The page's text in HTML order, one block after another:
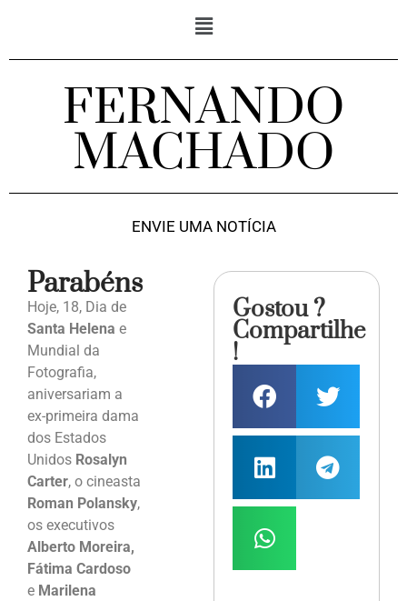
FERNANDO
MACHADO
ENVIE UMA NOTÍCIA
Parabéns
Hoje, 18, Dia de
Santa Helena e
Mundial da
Fotografia,
aniversariam a
ex-primeira dama
dos Estados
Unidos Rosalyn
Carter, o cineasta
Roman Polansky,
os executivos
Alberto Moreira,
Fátima Cardoso
e Marilena
Gostou ?
Compartilhe
!